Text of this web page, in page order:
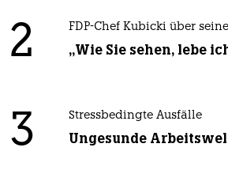
2 FDP-Chef Kubicki über
„Wie Sie sehen, lebe
3 Stressbedingte Ausfälle
Ungesunde